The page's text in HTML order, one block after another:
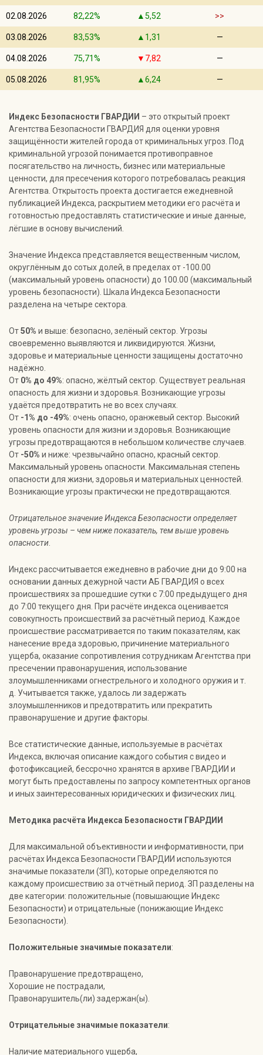
Индекс Безопасности ГВАРДИИ –
открытый проект Агентства Безопасности ГВАРДИЯ для
криминальных угроз.Подробнее >>
Индекс Безопасности ГВАРДИИ – это открытый проект
Агентства Безопасности ГВАРДИЯ для оценки уровня
защищённости жителей города от криминальных угроз. Под
криминальной угрозой понимается противоправное
посягательство на личность, бизнес или материальные
ценности, для пресечения которого потребовалась реакция
Агентства. Открытость проекта достигается ежедневной
публикацией Индекса, раскрытием методики его расчёта и
готовностью предоставлять статистические и иные данные,
лёгшие в основу вычислений.
Значение Индекса представляется вещественным числом,
округлённым до сотых долей, в пределах от -100.00
(максимальный уровень опасности) до 100.00 (максимальный
уровень безопасности). Шкала Индекса Безопасности
разделена на четыре сектора.
От50% и выше: безопасно, зелёный сектор. Угрозы
своевременно выявляются и ликвидируются. Жизни,
здоровье и материальные ценности защищены достаточно
надёжно.
От 0% до 49%: опасно, жёлтый сектор. Существует реальная
опасность для жизни и здоровья. Возникающие угрозы
удаётся предотвратить не во всех случаях.
От -1% до -49%: очень опасно, оранжевый сектор. Высокий
уровень опасности для жизни и здоровья. Возникающие
угрозы предотвращаются в небольшом количестве случаев.
От -50% и ниже: чрезвычайно опасно, красный сектор.
Максимальный уровень опасности. Максимальная степень
опасности для жизни, здоровья и материальных ценностей.
Возникающие угрозы практически не предотвращаются.
Отрицательное значение Индекса Безопасности определяет
уровень угрозы – чем ниже показатель, тем выше уровень
опасности
Индекс рассчитывается ежедневно в рабочие дни до 9:00 на
основании данных дежурной части АБ ГВАРДИЯ о всех
происшествиях за прошедшие сутки с 7:00 предыдущего дня
до 7:00 текущего дня. При расчёте индекса оценивается
совокупность происшествий за расчётный период. Каждое
происшествие рассматривается по таким показателям, как
нанесение вреда здоровью, причинение материального
ущерба, оказание сопротивления сотрудникам Агентства при
пресечении правонарушения, использование
злоумышленниками огнестрельного и холодного оружия и т.
д. Учитывается также, удалось ли задержать
злоумышленников и предотвратить или прекратить
правонарушение и другие факторы.
Все статистические данные, используемые в расчётах
Индекса, включая описание каждого события с видео и
фотофиксацией, бессрочно хранятся в архиве ГВАРДИИ и
могут быть предоставлены по запросу компетентных органов
и иных заинтересованных юридических и физических лиц.
Методика расчёта Индекса Безопасности ГВАРДИИ
Для максимальной объективности и информативности, при
расчётах Индекса Безопасности ГВАРДИИ используются
значимые показатели (ЗП), которые определяются по
каждому происшествию за отчётный период. ЗП разделены на
две категории: положительные (повышающие Индекс
Безопасности) и отрицательные (понижающие Индекс
Безопасности).
Положительные значимые показатели:
Правонарушение предотвращено,
Хорошие не пострадали,
Правонарушитель(ли) задержан(ы).
Отрицательные значимые показатели:
Наличие материального ущерба,
02.08.2026 82,22% ▲5,52 >>
03.08.2026 83,53% ▲1,31 —
04.08.2026 75,71% ▼7,82 —
05.08.2026 81,95% ▲6,24 —